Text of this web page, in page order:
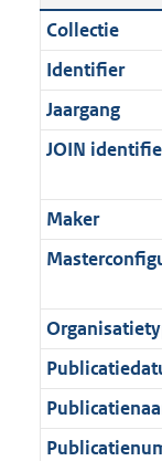
c
a
t
i
e
n
f
o
m
a
a
t
t
e
:
4
3
b
i
c
a
t
i
i
n
f
r
m
a
a
t
t
t
e
:
o
b
e
k
n
d
Collectie
Identifier
Jaargang
JOIN
Maker